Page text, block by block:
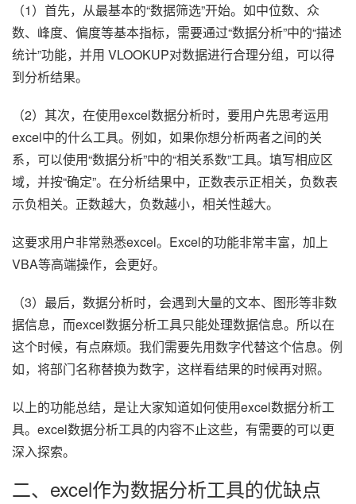
（1）首先，从最基本的“数据筛选”开始。如中位数、众
数、峰度、偏度等基本指标，需要通过“数据分析”中的“描述
统计”功能，并用 VLOOKUP对数据进行合理分组，可以得
到分析结果。
（2）其次，在使用excel数据分析时，要用户先思考运用
excel中的什么工具。例如，如果你想分析两者之间的关
系，可以使用“数据分析”中的“相关系数”工具。填写相应区
域，并按“确定”。在分析结果中，正数表示正相关，负数表
示负相关。正数越大，负数越小，相关性越大。
这要求用户非常熟悉excel。Excel的功能非常丰富，加上
VBA等高端操作，会更好。
（3）最后，数据分析时，会遇到大量的文本、图形等非数
据信息，而excel数据分析工具只能处理数据信息。所以在
这个时候，有点麻烦。我们需要先用数字代替这个信息。例
如，将部门名称替换为数字，这样看结果的时候再对照。
以上的功能总结，是让大家知道如何使用excel数据分析工
具。excel数据分析工具的内容不止这些，有需要的可以更
深入探索。
二、excel作为数据分析工具的优缺点